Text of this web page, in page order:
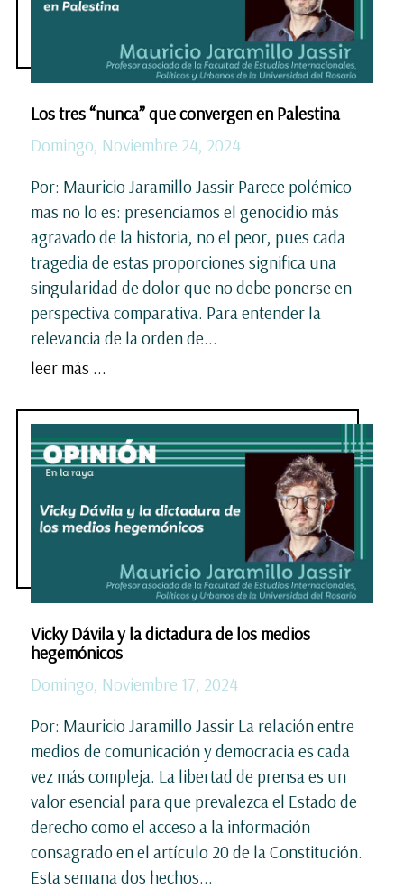
Los tres “nunca” que convergen en Palestina
Domingo, Noviembre 24, 2024
Por: Mauricio Jaramillo Jassir Parece polémico
mas no lo es: presenciamos el genocidio más
agravado de la historia, no el peor, pues cada
tragedia de estas proporciones significa una
singularidad de dolor que no debe ponerse en
perspectiva comparativa. Para entender la
relevancia de la orden de...
leer más ...
Vicky Dávila y la dictadura de los medios
hegemónicos
Domingo, Noviembre 17, 2024
Por: Mauricio Jaramillo Jassir La relación entre
medios de comunicación y democracia es cada
vez más compleja. La libertad de prensa es un
valor esencial para que prevalezca el Estado de
derecho como el acceso a la información
consagrado en el artículo 20 de la Constitución.
Esta semana dos hechos...